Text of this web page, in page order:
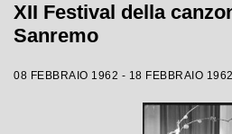
XII Festival della
Sanremo
08 FEBBRAIO 1962 - 18 FEBBRAIO 1962